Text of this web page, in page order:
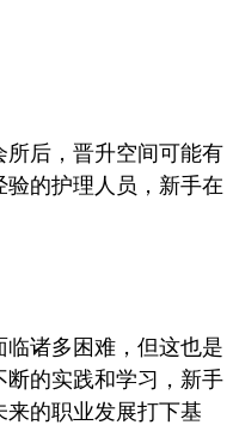
后，晋升空间可能有
验的护理人员，新手在
诸多困难，但这也是
的实践和学习，新手
的职业发展打下基